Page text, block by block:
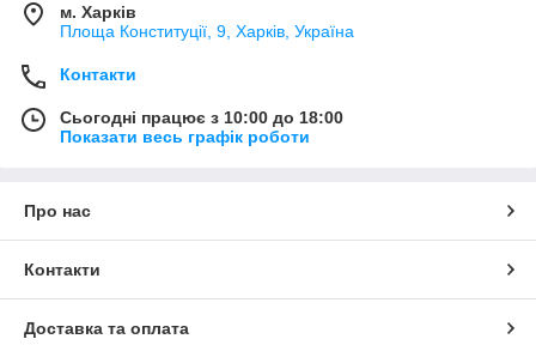
м. Харків
Площа Конституції, 9, Харків, Україна
Контакти
Сьогодні працює з 10:00 до 18:00
Показати весь графік роботи
Про нас
Контакти
Доставка та оплата